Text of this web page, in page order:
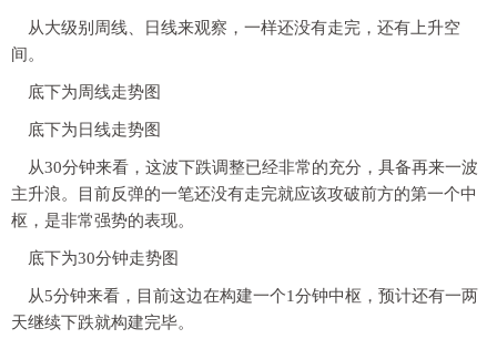
从大级别周线、日线来观察，一样还没有走完，还有上升空
间。
底下为周线走势图
底下为日线走势图
从30分钟来看，这波下跌调整已经非常的充分，具备再来一波
主升浪。目前反弹的一笔还没有走完就应该攻破前方的第一个中
枢，是非常强势的表现。
底下为30分钟走势图
从5分钟来看，目前这边在构建一个1分钟中枢，预计还有一两
天继续下跌就构建完毕。